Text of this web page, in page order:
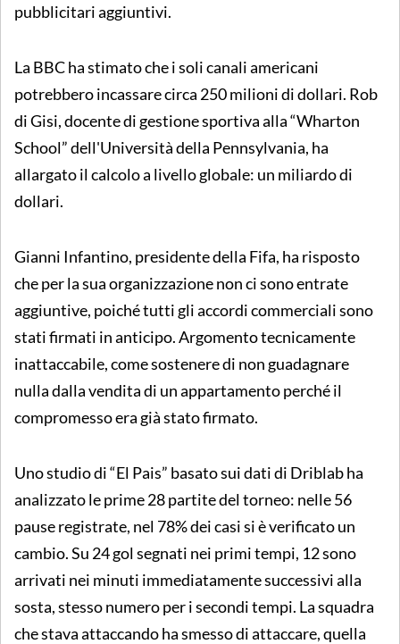
pubblicitari aggiuntivi.
La BBC ha stimato che i soli canali americani
potrebbero incassare circa 250 milioni di dollari. Rob
di Gisi, docente di gestione sportiva alla “Wharton
School” dell'Università della Pennsylvania, ha
allargato il calcolo a livello globale: un miliardo di
dollari.
Gianni Infantino, presidente della Fifa, ha risposto
che per la sua organizzazione non ci sono entrate
aggiuntive, poiché tutti gli accordi commerciali sono
stati firmati in anticipo. Argomento tecnicamente
inattaccabile, come sostenere di non guadagnare
nulla dalla vendita di un appartamento perché il
compromesso era già stato firmato.
Uno studio di “El Pais” basato sui dati di Driblab ha
analizzato le prime 28 partite del torneo: nelle 56
pause registrate, nel 78% dei casi si è verificato un
cambio. Su 24 gol segnati nei primi tempi, 12 sono
arrivati nei minuti immediatamente successivi alla
sosta, stesso numero per i secondi tempi. La squadra
che stava attaccando ha smesso di attaccare, quella